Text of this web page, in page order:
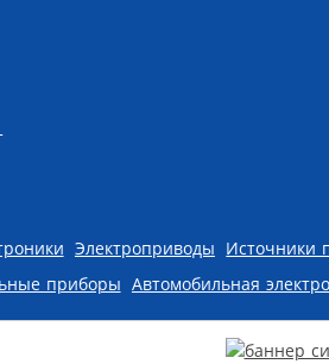
Электроприводы Источники
приборы Автомобильная